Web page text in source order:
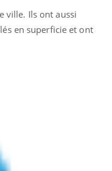
ville. Ils ont aussi
en superficie et ont